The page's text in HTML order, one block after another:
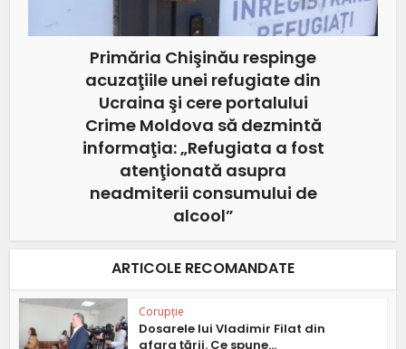
Primăria Chişinău respinge
acuzaţiile unei refugiate din
Ucraina şi cere portalului
Crime Moldova să dezmintă
informaţia: „Refugiata a fost
atenţionată asupra
neadmiterii consumului de
alcool”
ARTICOLE RECOMANDATE
Corupție
Dosarele lui Vladimir Filat din
afara ţării. Ce spune...